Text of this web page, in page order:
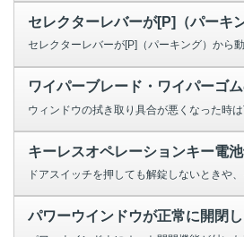
セレクターレバーが[P]（パーキ
ワイパーブレード・ワイパーゴ
キーレスオペレーションキー電
パワーウインドウが正常に開閉